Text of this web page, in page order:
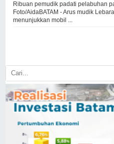
Ribuan pemudik padati pelabuhan
Foto/AidaBATAM - Arus mudik
menunjukkan mobil ...